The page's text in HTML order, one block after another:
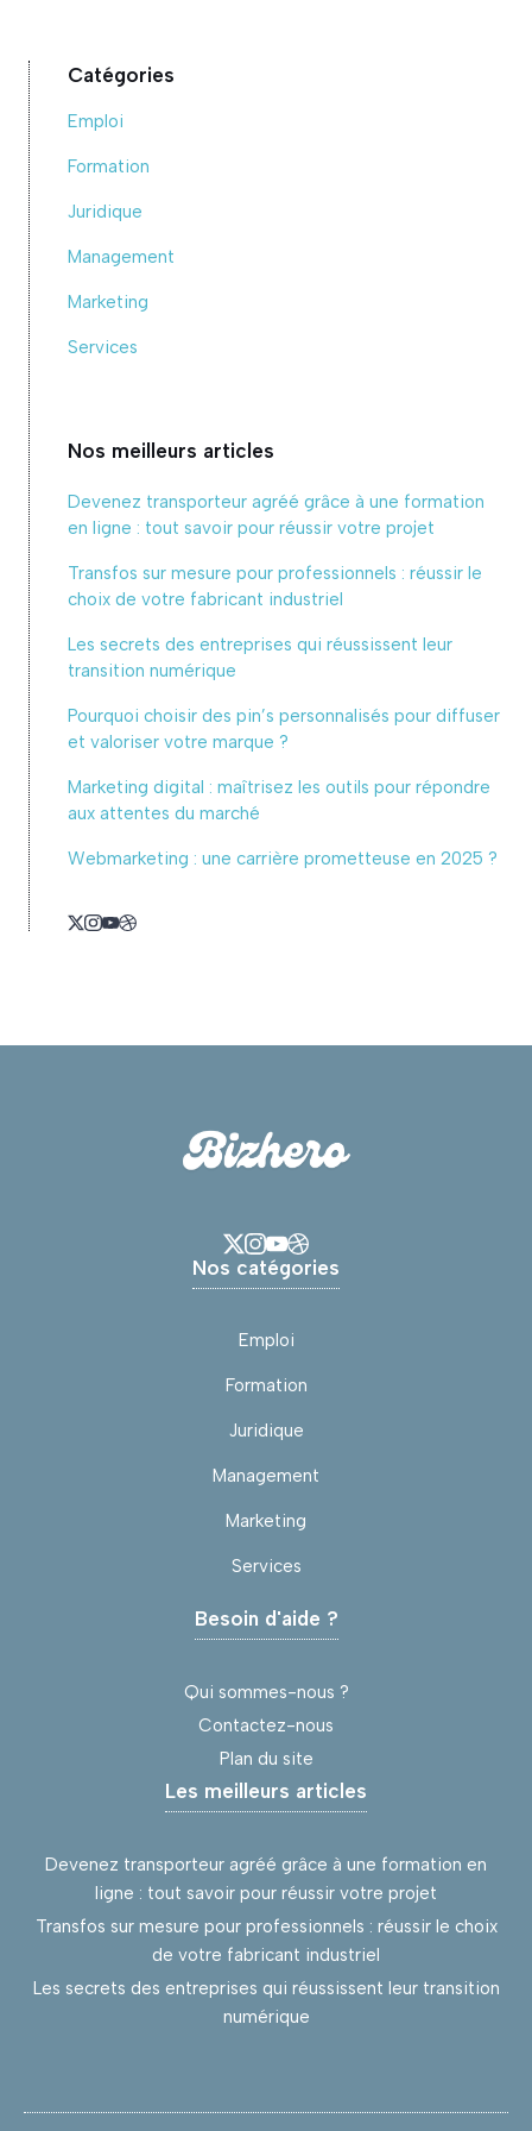
Catégories
Emploi
Formation
Juridique
Management
Marketing
Services
Nos meilleurs articles
Devenez transporteur agréé grâce à une formation
en ligne : tout savoir pour réussir votre projet
Transfos sur mesure pour professionnels : réussir le
choix de votre fabricant industriel
Les secrets des entreprises qui réussissent leur
transition numérique
Pourquoi choisir des pin’s personnalisés pour diffuser
et valoriser votre marque ?
Marketing digital : maîtrisez les outils pour répondre
aux attentes du marché
Webmarketing : une carrière prometteuse en 2025 ?
Nos catégories
Emploi
Formation
Juridique
Management
Marketing
Services
Besoin d'aide ?
Qui sommes-nous ?
Contactez-nous
Plan du site
Les meilleurs articles
Devenez transporteur agréé grâce à une formation en
ligne : tout savoir pour réussir votre projet
Transfos sur mesure pour professionnels : réussir le choix
de votre fabricant industriel
Les secrets des entreprises qui réussissent leur transition
numérique